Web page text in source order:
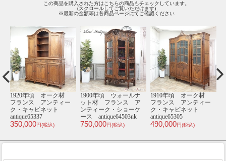
この商品を購入された方はこちらの商品もチェックしています。
(スクロールしてご覧いただけます)
※最新の金額等は各商品ページにてご確認ください
1910年頃 オーク材
イギリス アンティー
ク・サイドボード
antique80564
175,000円(税込)
1880年頃 ウォールナ
ット材 フランス ア
ンティーク・キャビネ
ット antique62803a
590,000円(税込)
1910年頃 オーク材
フランス アンティー
ク・キャビネット
antique63709
358,000円(税込)